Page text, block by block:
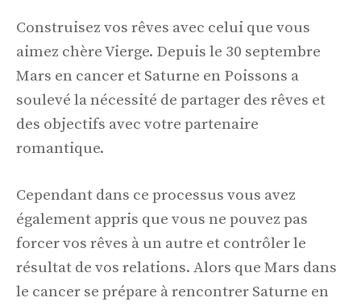
Construisez vos rêves avec celui que vous
aimez chère Vierge. Depuis le 30 septembre
Mars en cancer et Saturne en Poissons a
soulevé la nécessité de partager des rêves et
des objectifs avec votre partenaire
romantique.
Cependant dans ce processus vous avez
également appris que vous ne pouvez pas
forcer vos rêves à un autre et contrôler le
résultat de vos relations. Alors que Mars dans
le cancer se prépare à rencontrer Saturne en